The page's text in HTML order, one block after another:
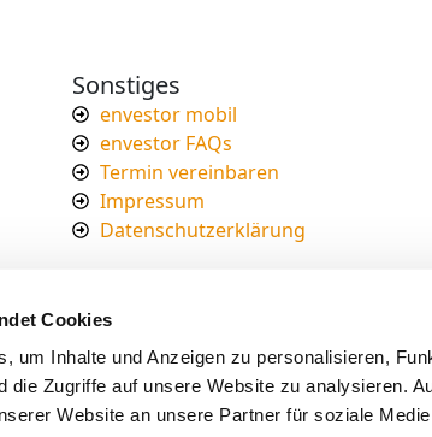
Cookies
um Inhalte und Anzeigen zu personalisieren,
die Zugriffe auf unsere Website zu analysieren.
Website an unsere Partner für soziale
Sonstiges
envestor mobil
envestor FAQs
Termin vereinbaren
Impressum
Datenschutzerklärung